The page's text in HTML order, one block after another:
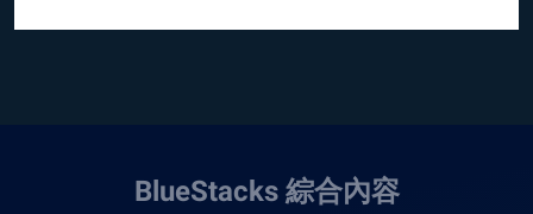
BlueStacks 綜合內容